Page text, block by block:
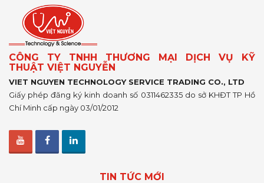
CÔNG TY TNHH THƯƠNG MẠI DỊCH VỤ KỸ
THUẬT VIỆT NGUYỄN
VIET NGUYEN TECHNOLOGY SERVICE TRADING CO., LTD
Giấy phép đăng ký kinh doanh số 0311462335 do sở KHĐT TP Hồ
Chí Minh cấp ngày 03/01/2012
TIN TỨC MỚI